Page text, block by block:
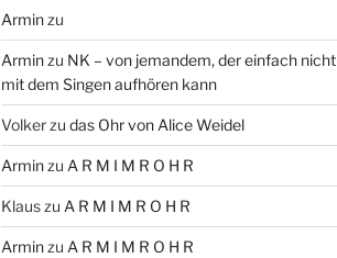
Arminzu
Arminzu NK – von jemandem, der einfach nicht
mit dem Singen aufhören kann
Volkerzu das Ohr von Alice Weidel
Arminzu A R M I M R O H R
Klauszu A R M I M R O H R
Arminzu A R M I M R O H R